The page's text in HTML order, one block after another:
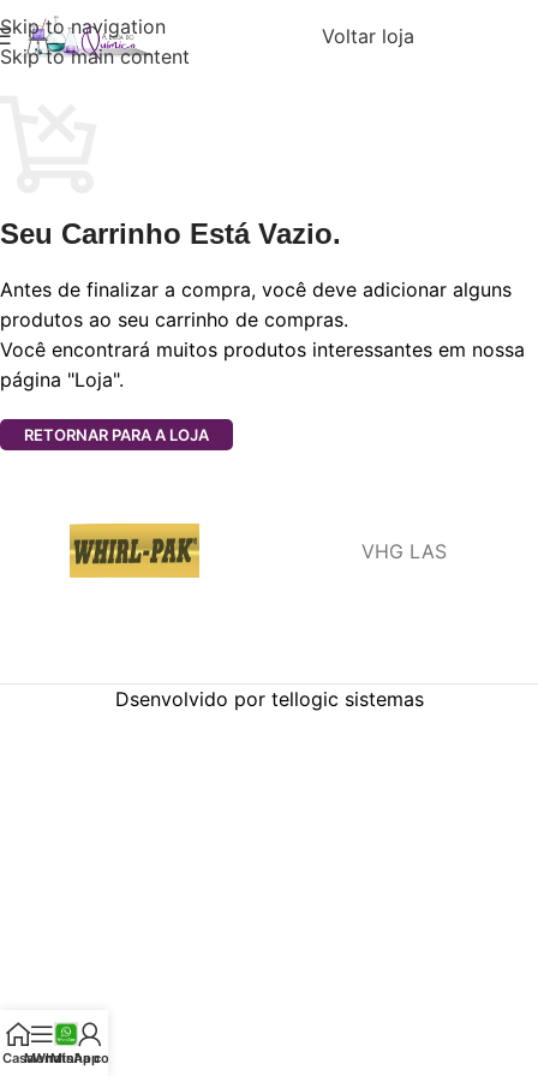
Skip to navigation
Skip to main content
Voltar loja
Seu Carrinho Está Vazio.
Antes de finalizar a compra, você deve adicionar alguns
produtos ao seu carrinho de compras.
Você encontrará muitos produtos interessantes em nossa
página "Loja".
RETORNAR PARA A LOJA
VHG LAS
Dsenvolvido por tellogic sistemas
CasaMenu
WhatsApp
Minha conta